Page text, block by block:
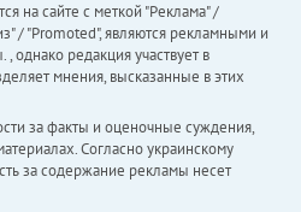
на сайте с меткой "Реклама" /
/ "Promoted", являются рекламными и
однако редакция участвует в
мнения, высказанные в этих
за факты и оценочные суждения,
Согласно украинскому
за содержание рекламы несет